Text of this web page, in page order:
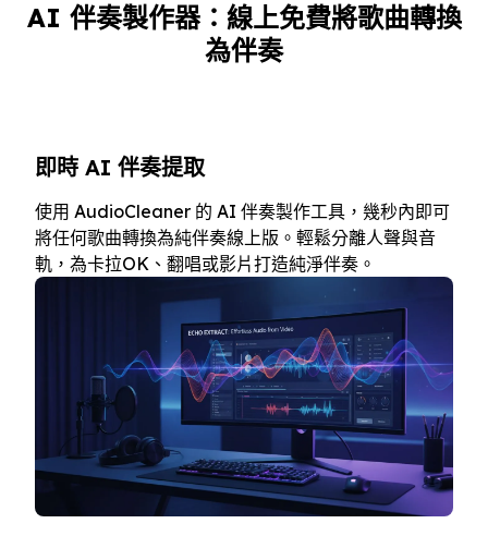
AI 伴奏製作器：線上免費將歌曲轉換
為伴奏
即時 AI 伴奏提取
使用 AudioCleaner 的 AI 伴奏製作工具，幾秒內即可
將任何歌曲轉換為純伴奏線上版。輕鬆分離人聲與音
軌，為卡拉OK、翻唱或影片打造純淨伴奏。